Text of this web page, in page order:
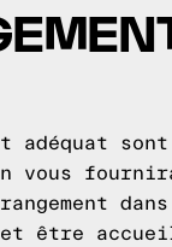
adéquat
vous
dans
et être